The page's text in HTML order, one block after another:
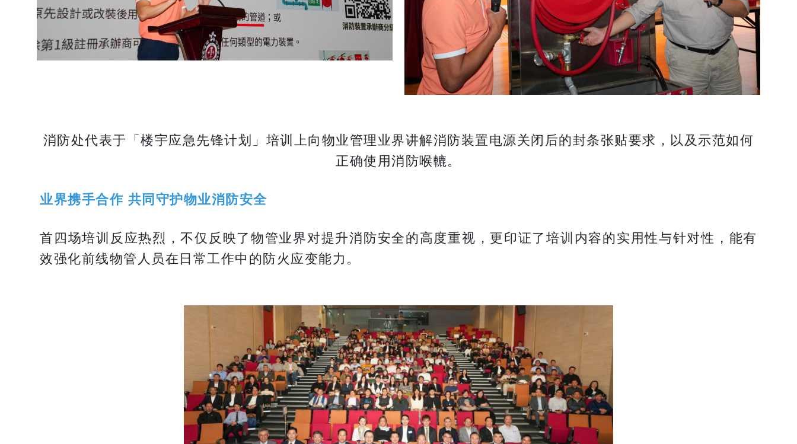
消防处代表于「楼宇应急先锋计划」培训上向物业管理业界讲解消防装置电源关闭后的封条张贴要求，以及示范如何
正确使用消防喉轆。
业界携手合作 共同守护物业消防安全
首四场培训反应热烈，不仅反映了物管业界对提升消防安全的高度重视，更印证了培训内容的实用性与针对性，能有
效强化前线物管人员在日常工作中的防火应变能力。